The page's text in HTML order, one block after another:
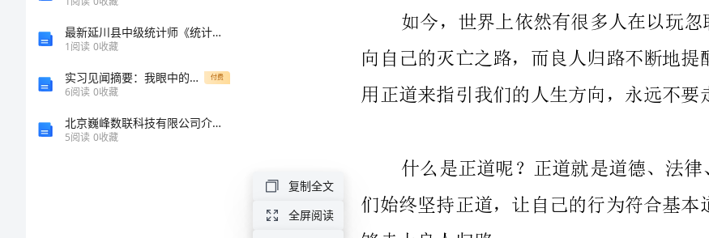
最新延川县中级统计师《统计基础知识理论及相关知识》预测密卷完整版
1阅读 0收藏
实习见闻摘要：我眼中的企业文化和员工风貌 付费
6阅读 0收藏
北京巍峰数联科技有限公司介绍企业发展分析报告
5阅读 0收藏
够走上良人归路。
复制全文
全屏阅读